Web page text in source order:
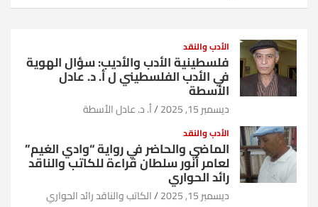
الأدب والنقد
فلسطينية الأدب والأديب: سؤال الهوية
في الأدب الفلسطيني ل أ. د. عادل
الأسطة
ديسمبر 15, 2025 أ. د. عادل الأسطة
الأدب والنقد
الماضي والحاضر في رواية “وادي الغيم”
لعامر أنور سلطان قراءة للكاتب والناقد
رائد الحواري
ديسمبر 15, 2025 الكاتب والناقد رائد الحواري